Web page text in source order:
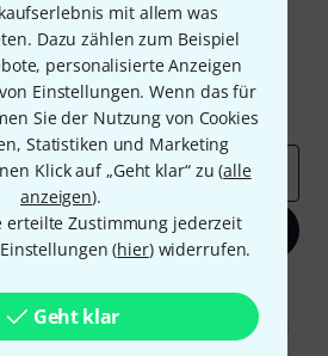
mit allem was
Dazu zählen zum Beispiel
personalisierte Anzeigen
Einstellungen. Wenn das für
Sie der Nutzung von Cookies
Statistiken und Marketing
Klick auf „Geht klar“ zu (alle
anzeigen).
erteilte Zustimmung jederzeit
(hier) widerrufen.
Geht klar
Newsletter
Newsletter und gewinne mit
50 Gutscheinenüber jeweils50€
Deals Thomann Insights
anmelden
stimmen Sie dem Erhalt von E-Mail-
des E-Mail-Nutzungsverhaltens zu. Die
Weitere Informationen finden Sie in
Datenschutzhinweisen.